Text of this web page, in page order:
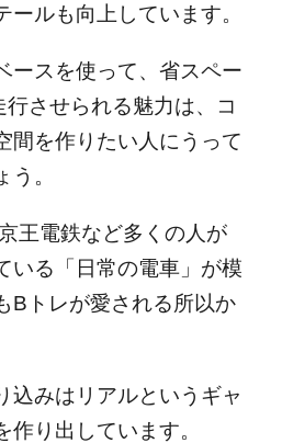
ールも向上しています。
ースを使って、省スペー
させられる魅力は、コ
間を作りたい人にうって
。
王電鉄など多くの人が
いる「日常の電車」が模
Bトレが愛される所以か
込みはリアルというギャ
作り出しています。